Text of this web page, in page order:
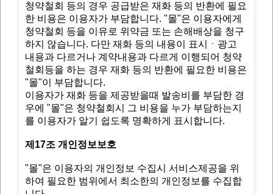
청약철회 등의 경우 공급받은 재화 등의 반환에 필요
한 비용은 이용자가 부담합니다. "몰"은 이용자에게
청약철회 등을 이유로 위약금 또는 손해배상을 청구
하지 않습니다. 다만 재화 등의 내용이 표시ㆍ광고
내용과 다르거나 계약내용과 다르게 이행되어 청약
철회등을 하는 경우 재화 등의 반환에 필요한 비용은
"몰"이 부담합니다.
이용자가 재화 등을 제공받을때 발송비를 부담한 경
우에 "몰"은 청약철회시 그 비용을 누가 부담하는지
를 이용자가 알기 쉽도록 명확하게 표시합니다.
제17조 개인정보보호
"몰"은 이용자의 개인정보 수집시 서비스제공을 위
하여 필요한 범위에서 최소한의 개인정보를 수집합